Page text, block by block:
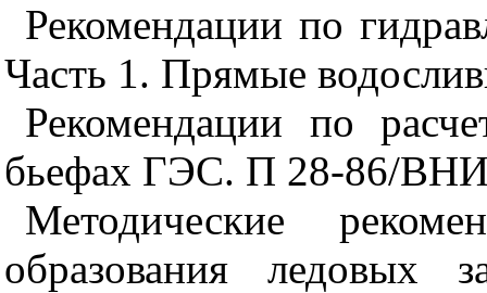
Рекомендации по
Часть 1. Прямые
Рекомендации по
бьефах ГЭС. П 28-86/
Методические
образования ледовых